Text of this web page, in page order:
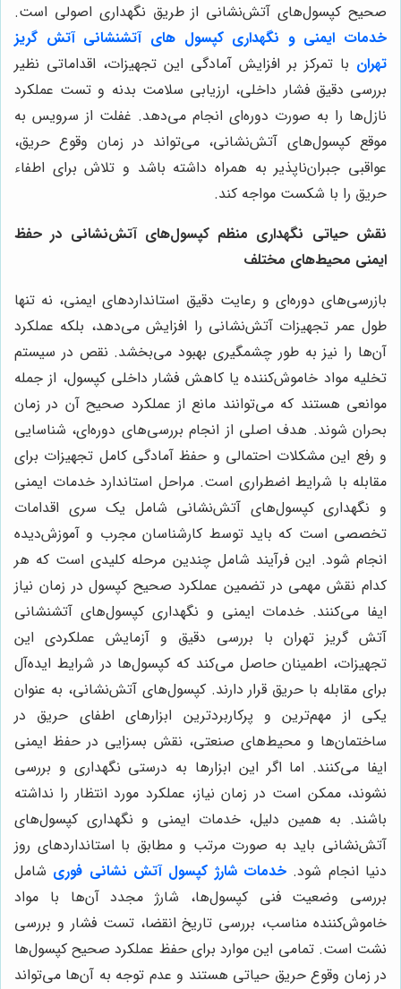
صحیح کپسول‌های آتش‌نشانی از طریق نگهداری اصولی است.
خدمات ایمنی و نگهداری کپسول های آتشنشانی آتش گریز
تهران با تمرکز بر افزایش آمادگی این تجهیزات، اقداماتی نظیر
بررسی دقیق فشار داخلی، ارزیابی سلامت بدنه و تست عملکرد
نازل‌ها را به صورت دوره‌ای انجام می‌دهد. غفلت از سرویس به
موقع کپسول‌های آتش‌نشانی، می‌تواند در زمان وقوع حریق،
عواقبی جبران‌ناپذیر به همراه داشته باشد و تلاش برای اطفاء
حریق را با شکست مواجه کند.
نقش حیاتی نگهداری منظم کپسول‌های آتش‌نشانی در حفظ
ایمنی محیط‌های مختلف
بازرسی‌های دوره‌ای و رعایت دقیق استانداردهای ایمنی، نه تنها
طول عمر تجهیزات آتش‌نشانی را افزایش می‌دهد، بلکه عملکرد
آن‌ها را نیز به طور چشمگیری بهبود می‌بخشد. نقص در سیستم
تخلیه مواد خاموش‌کننده یا کاهش فشار داخلی کپسول، از جمله
موانعی هستند که می‌توانند مانع از عملکرد صحیح آن در زمان
بحران شوند. هدف اصلی از انجام بررسی‌های دوره‌ای، شناسایی
و رفع این مشکلات احتمالی و حفظ آمادگی کامل تجهیزات برای
مقابله با شرایط اضطراری است. مراحل استاندارد خدمات ایمنی
و نگهداری کپسول‌های آتش‌نشانی شامل یک سری اقدامات
تخصصی است که باید توسط کارشناسان مجرب و آموزش‌دیده
انجام شود. این فرآیند شامل چندین مرحله کلیدی است که هر
کدام نقش مهمی در تضمین عملکرد صحیح کپسول در زمان نیاز
ایفا می‌کنند. خدمات ایمنی و نگهداری کپسول‌های آتشنشانی
آتش گریز تهران با بررسی دقیق و آزمایش عملکردی این
تجهیزات، اطمینان حاصل می‌کند که کپسول‌ها در شرایط ایده‌آل
برای مقابله با حریق قرار دارند. کپسول‌های آتش‌نشانی، به عنوان
یکی از مهم‌ترین و پرکاربردترین ابزارهای اطفای حریق در
ساختمان‌ها و محیط‌های صنعتی، نقش بسزایی در حفظ ایمنی
ایفا می‌کنند. اما اگر این ابزارها به درستی نگهداری و بررسی
نشوند، ممکن است در زمان نیاز، عملکرد مورد انتظار را نداشته
باشند. به همین دلیل، خدمات ایمنی و نگهداری کپسول‌های
آتش‌نشانی باید به صورت مرتب و مطابق با استانداردهای روز
دنیا انجام شود. خدمات شارژ کپسول آتش نشانی فوری شامل
بررسی وضعیت فنی کپسول‌ها، شارژ مجدد آن‌ها با مواد
خاموش‌کننده مناسب، بررسی تاریخ انقضا، تست فشار و بررسی
نشت است. تمامی این موارد برای حفظ عملکرد صحیح کپسول‌ها
در زمان وقوع حریق حیاتی هستند و عدم توجه به آن‌ها می‌تواند